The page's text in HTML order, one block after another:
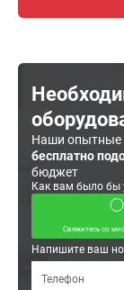
Наши опытные
бесплатно
бюджет
Как вам было бы
Свяжитесь со
Напишите ваш